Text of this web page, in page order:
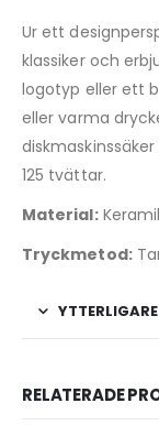
Ur ett
klassiker och
logotyp eller ett
eller varma
125 tvättar.
Material:
Tryckmetod:
RELATERADE